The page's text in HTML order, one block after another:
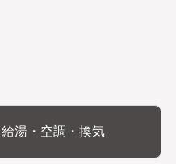
給湯・空調・換気